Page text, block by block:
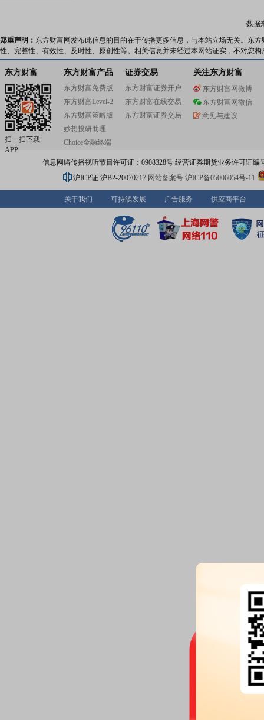
数据
郑重声明： 东方财富网发布此信息的目的在于传播更多信息，与本站立场无关。东
性、完整性、有效性、及时性、原创性等。相关信息并未经过本网站证实，不对您
东方财富
扫一扫下载
APP
东方财富产品
东方财富免费版
东方财富Level-2
东方财富策略版
妙想投研助理
Choice金融终端
证券交易
东方财富证券开户
东方财富在线交易
东方财富证券交易
关注东方财富
东方财富网微博
东方财富网微信
意见与建议
信息网络传播视听节目许可证：0908328号 经营证券期货业务许可证编
沪ICP证:沪B2-20070217 网站备案号:沪ICP备05006054号-11
关于我们 可持续发展 广告服务 供应商平台